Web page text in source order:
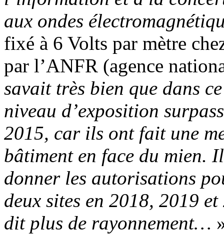
aux ondes
fixé à 6 Volts par mètre
par l’ANFR (agence
savait très bien que dans
niveau d’exposition
2015, car ils ont fait une
bâtiment en face du mien.
donner les autorisations
deux sites en 2018, 2019
dit plus de rayonnement…